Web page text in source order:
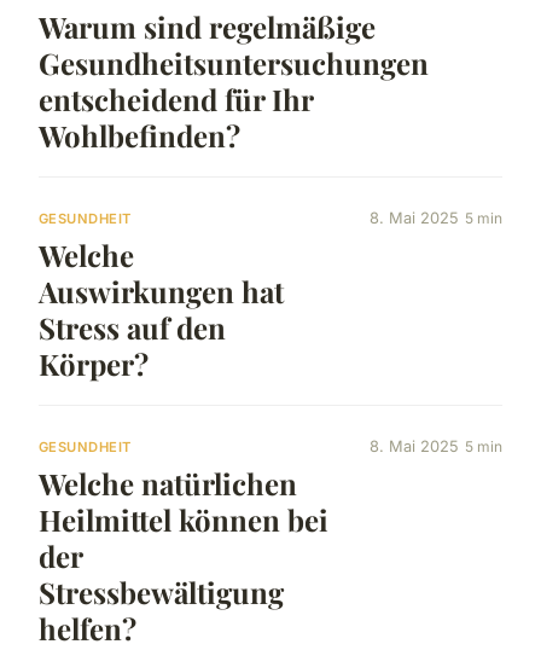
Warum sind regelmäßige
Gesundheitsuntersuchungen
entscheidend für Ihr
Wohlbefinden?
GESUNDHEIT
Welche
Auswirkungen hat
Stress auf den
Körper?
8. Mai 2025 5 min
GESUNDHEIT
Welche natürlichen
Heilmittel können bei
der
Stressbewältigung
helfen?
8. Mai 2025 5 min